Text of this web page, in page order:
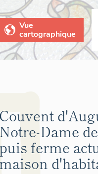
Vue
cartographique
Couvent
Notre-Dame
puis ferme
maison